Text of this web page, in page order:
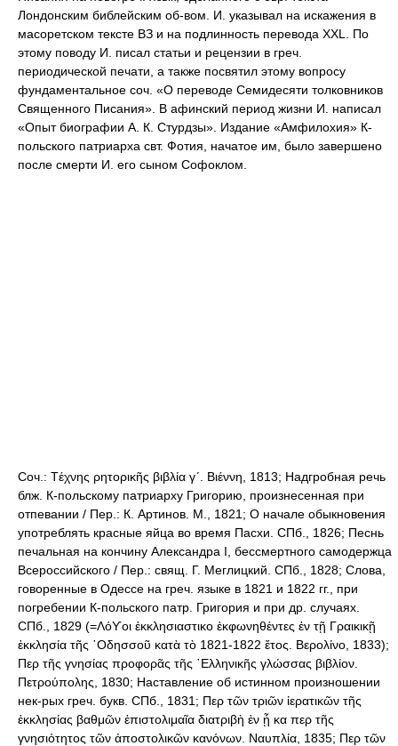
Лондонским библейским об-вом. И. указывал на искажения в
масоретском тексте ВЗ и на подлинность перевода XXL. По
этому поводу И. писал статьи и рецензии в греч.
периодической печати, а также посвятил этому вопросу
фундаментальное соч. «О переводе Семидесяти толковников
Священного Писания». В афинский период жизни И. написал
«Опыт биографии А. К. Стурдзы». Издание «Амфилохия» К-
польского патриарха свт. Фотия, начатое им, было завершено
после смерти И. его сыном Софоклом.
Соч.: Τέχνης ρητορικῆς βιβλία γ´. Βιέννη, 1813; Надгробная речь
блж. К-польскому патриарху Григорию, произнесенная при
отпевании / Пер.: К. Артинов. М., 1821; О начале обыкновения
употреблять красные яйца во время Пасхи. СПб., 1826; Песнь
печальная на кончину Александра I, бессмертного самодержца
Всероссийского / Пер.: свящ. Г. Меглицкий. СПб., 1828; Слова,
говоренные в Одессе на греч. языке в 1821 и 1822 гг., при
погребении К-польского патр. Григория и при др. случаях.
СПб., 1829 (=Λόϒοι ἐκκλησιαστικο ἐκφωνηθέντες ἐν τῇ Γραικικῇ
ἐκκλησία τῆς ᾿Οδησσοῦ κατὰ τὸ 1821-1822 ἔτος. Βερολίνο, 1833);
Περ τῆς γνησίας προφορᾶς τῆς ῾Ελληνικῆς γλώσσας βιβλίον.
Πετρούπολης, 1830; Наставление об истинном произношении
нек-рых греч. букв. СПб., 1831; Περ τῶν τριῶν ἱερατικῶν τῆς
ἐκκλησίας βαθμῶν ἐπιστολιμαῖα διατριβὴ ἐν ᾗ κα περ τῆς
γνησιότητος τῶν ἀποστολικῶν κανόνων. Ναυπλία, 1835; Περ τῶν